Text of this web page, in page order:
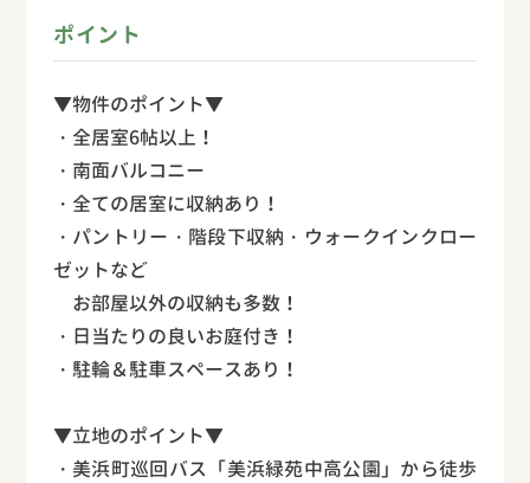
ポイント
▼物件のポイント▼
・全居室6帖以上！
・南面バルコニー
・全ての居室に収納あり！
・パントリー・階段下収納・ウォークインクロー
ゼットなど
お部屋以外の収納も多数！
・日当たりの良いお庭付き！
・駐輪＆駐車スペースあり！
▼立地のポイント▼
・美浜町巡回バス「美浜緑苑中高公園」から徒歩